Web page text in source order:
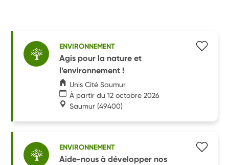
ENVIRONNEMENT
Agis pour la nature et
l’environnement !
Unis Cité Saumur
À partir du 12 octobre 2026
Saumur (49400)
ENVIRONNEMENT
Aide-nous à développer nos